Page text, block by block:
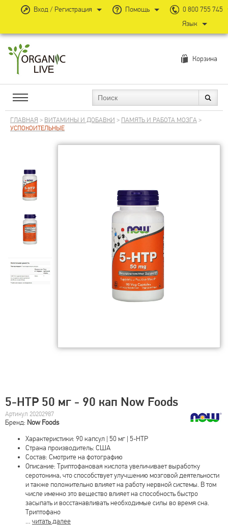
Корзина
ГЛАВНАЯ > ВИТАМИНЫ И ДОБАВКИ > ПАМЯТЬ И РАБОТА МОЗГА>
УСПОКОИТЕЛЬНЫЕ
5-HTP 50 мг - 90 кап Now Foods
Артикул 20202987
Бренд: Now Foods
Характеристики: 90 капсул | 50 мг | 5-HTP
Страна производитель: США
Состав: Смотрите на фотографию
Описание: Триптофановая кислота увеличивает выработку
серотонина, что способствует улучшению мозговой деятельности
и также положительно влияет на работу нервной системы. В том
числе именно это вещество влияет на способность быстро
засыпать и восстанавливать необходимые силы во время сна.
Триптофано
… читать далее
Вход / Регистрация Помощь
0 800 755 745
Язык